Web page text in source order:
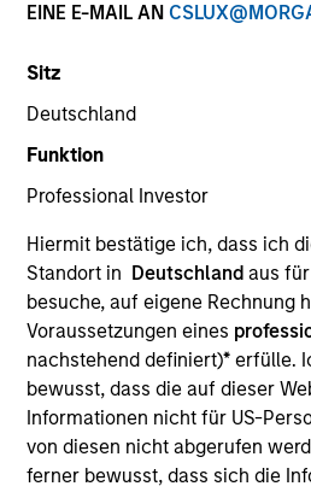
EINE E-MAIL AN
Sitz
Deutschland
Funktion
Professional Investor
Hiermit bestätige ich, dass ich
Standort in Deutschland aus
besuche, auf eigene Rechnung
Voraussetzungen eines
nachstehend definiert)* erfülle.
bewusst, dass die auf dieser
Informationen nicht für US-
von diesen nicht abgerufen
ferner bewusst, dass sich die
Education
COUNTRY
China
Invested on
Mar 2018
Transaction Type
Minority
Established in 2003, Sino-
school operator in Suzhou,